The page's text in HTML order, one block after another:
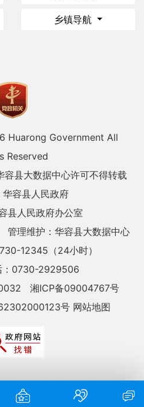
乡镇导航
Huarong Government All
Reserved
容县大数据中心许可不得转载
华容县人民政府
县人民政府办公室
管理维护：华容县大数据中心
12345（24小时）
：0730-2929506
湘ICP备09004767号
号 网站地图